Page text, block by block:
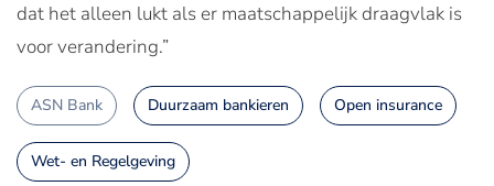
dat het alleen lukt als er maatschappelijk draagvlak is
voor verandering.”
ASN Bank Duurzaam bankieren Open insurance
Wet- en Regelgeving